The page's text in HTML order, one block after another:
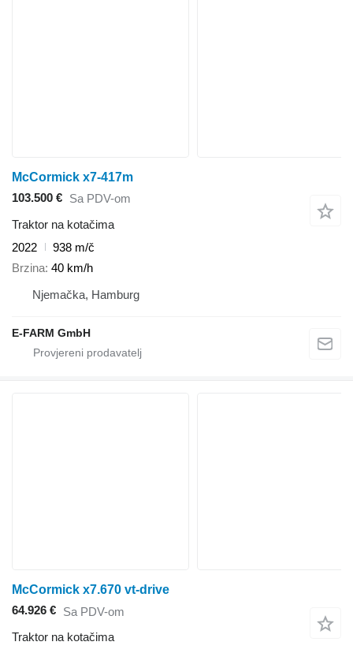
McCormick x7-417m
103.500 € Sa PDV-om
Traktor na kotačima
2022
938 m/č
Brzina 40 km/h
Njemačka, Hamburg
E-FARM GmbH
McCormick x7.670 vt-drive
64.926 € Sa PDV-om
Traktor na kotačima